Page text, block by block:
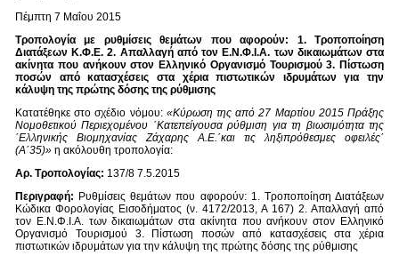
Πέμπτη 7 Μαΐου 2015
Τροπολογία με ρυθμίσεις θεμάτων που αφορούν: 1. Τροποποίηση
Διατάξεων Κ.Φ.Ε. 2. Απαλλαγή από τον Ε.Ν.Φ.Ι.Α. των δικαιωμάτων στα
ακίνητα που ανήκουν στον Ελληνικό Οργανισμό Τουρισμού 3. Πίστωση
ποσών από κατασχέσεις στα χέρια πιστωτικών ιδρυμάτων για την
κάλυψη της πρώτης δόσης της ρύθμισης
Κατατέθηκε στο σχέδιο νόμου: «Κύρωση της από 27 Μαρτίου 2015 Πράξης
Νομοθετικού Περιεχομένου ΄Κατεπείγουσα ρύθμιση για τη βιωσιμότητα της
΄Ελληνικής Βιομηχανίας Ζάχαρης Α.Ε.΄και τις ληξιπρόθεσμες οφειλές΄
(Α΄35)» η ακόλουθη τροπολογία:
Αρ. Τροπολογίας: 137/8 7.5.2015
Περιγραφή: Ρυθμίσεις θεμάτων που αφορούν: 1. Τροποποίηση Διατάξεων
Κώδικα Φορολογίας Εισοδήματος (ν. 4172/2013, Α 167) 2. Απαλλαγή από
τον Ε.Ν.Φ.Ι.Α. των δικαιωμάτων στα ακίνητα που ανήκουν στον Ελληνικό
Οργανισμό Τουρισμού 3. Πίστωση ποσών από κατασχέσεις στα χέρια
πιστωτικών ιδρυμάτων για την κάλυψη της πρώτης δόσης της ρύθμισης